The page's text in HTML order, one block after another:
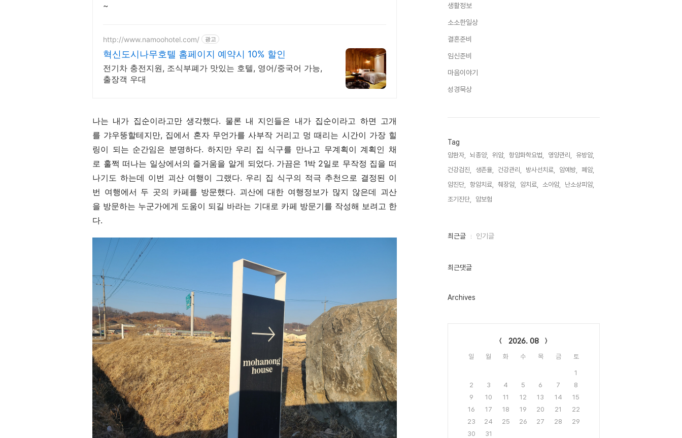
~
http://www.namoohotel.com/ 광고
혁신도시나무호텔 홈페이지 예약시 10% 할인
전기차 충전지원, 조식부폐가 맛있는 호텔, 영어/중국어 가능,
출장객 우대
나는 내가 집순이라고만 생각했다. 물론 내 지인들은 내가 집순이라고 하면 고개
를 갸우뚱할테지만, 집에서 혼자 무언가를 사부작 거리고 멍 때리는 시간이 가장 힐
링이 되는 순간임은 분명하다. 하지만 우리 집 식구를 만나고 무계획이 계획인 채
로 훌쩍 떠나는 일상에서의 즐거움을 알게 되었다. 가끔은 1박 2일로 무작정 집을 떠
나기도 하는데 이번 괴산 여행이 그랬다. 우리 집 식구의 적극 추천으로 결정된 이
번 여행에서 두 곳의 카페를 방문했다. 괴산에 대한 여행정보가 많지 않은데 괴산
을 방문하는 누군가에게 도움이 되길 바라는 기대로 카페 방문기를 작성해 보려고 한
다.
생활정보
소소한일상
결혼준비
임신준비
마음이야기
성경묵상
Tag
암환자, 뇌종양, 위암, 항암화학요법, 영양관리,
유방암,
건강검진,
생존율, 건강관리, 방사선치료, 암예방,
폐암,
암진단,
항암치료, 췌장암, 암치료, 소아암,
난소상피암,
조기진단,
암보험,
최
인
최근글 인기글
최근댓글
Archives
2026. 08
일 월 화 수 목 금 토
1
2
3 4 5 6 7
8
9
10 11 12 13 14
15
16
17 18 19 20 21
22
23
24 25 26 27 28
29
30
31